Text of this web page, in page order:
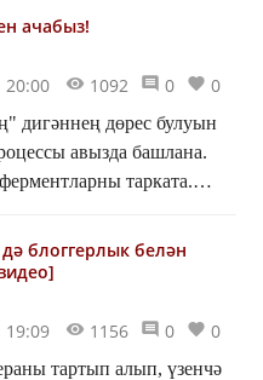
ачабыз!
20:00 1092 0 0
дигәннең дөрес булуын
авызда башлана.
тарката.
блоггерлык белән
19:09 1156 0 0
тартып алып, үзенчә